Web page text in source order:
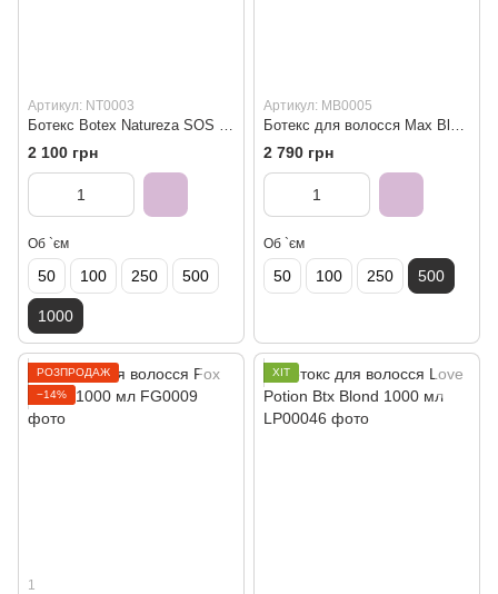
Артикул: NT0003
Ботекс Botex Natureza SOS 1000 мл
2 100 грн
Об `єм
50 100 250 500
1000
Артикул: MB0005
Ботекс для волосся Max Blowout Bottoplex Blonde 500 мл
2 790 грн
Об `єм
50 100 250 500
РОЗПРОДАЖ
−14%
1
ХІТ